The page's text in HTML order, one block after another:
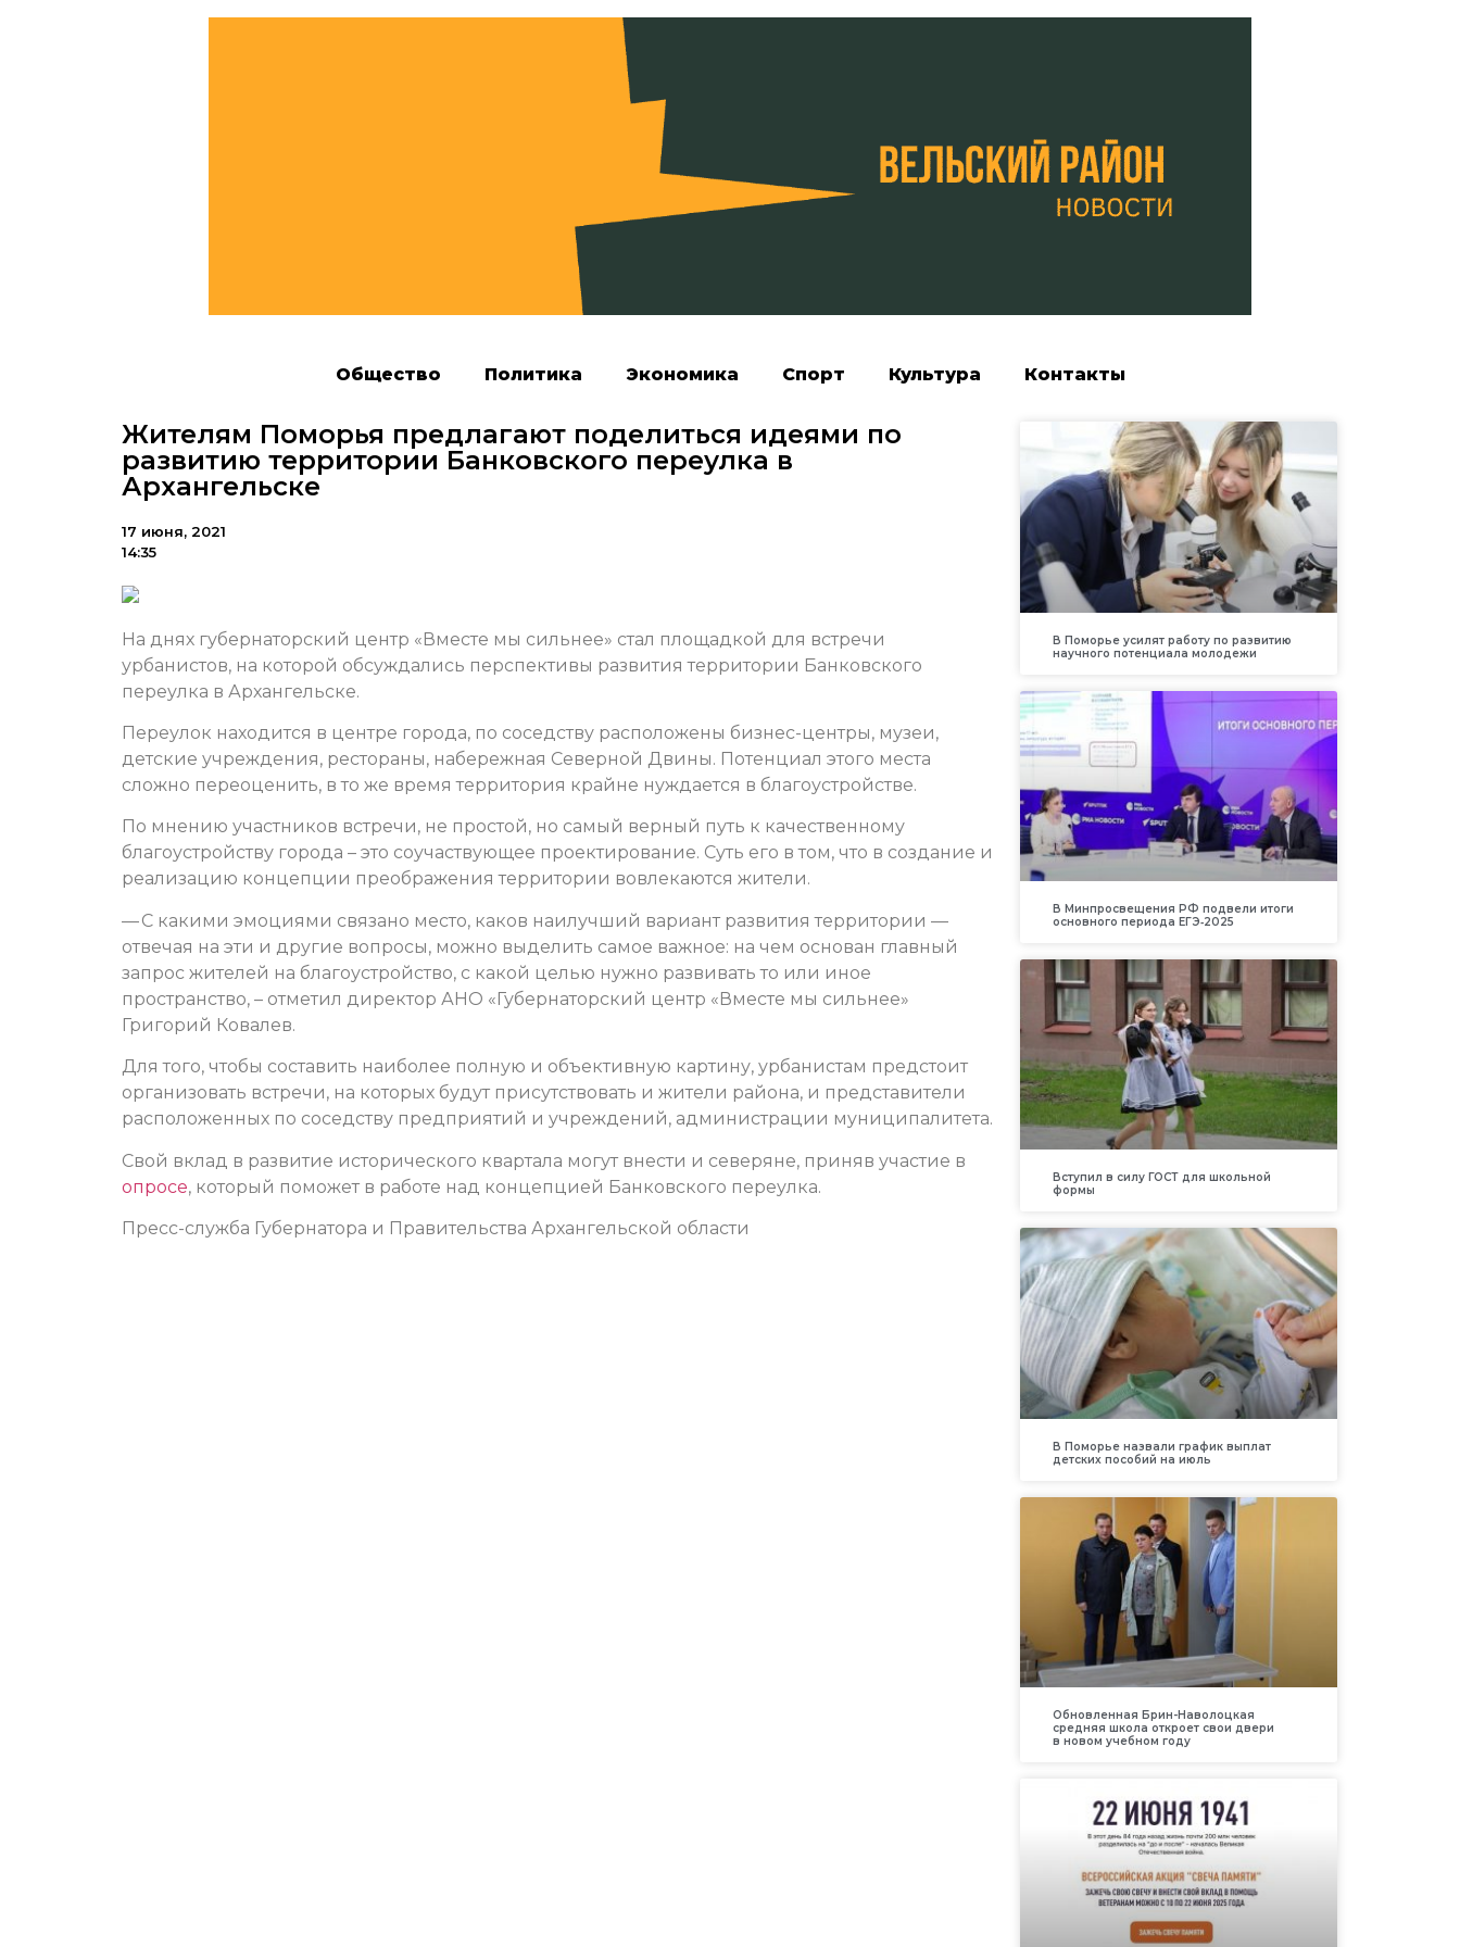
Общество Политика Экономика Спорт Культура Контакты
Жителям Поморья предлагают поделиться идеями по
развитию территории Банковского переулка в
Архангельске
17 июня, 2021
14:35
На днях губернаторский центр «Вместе мы сильнее» стал площадкой для встречи
урбанистов, на которой обсуждались перспективы развития территории Банковского
переулка в Архангельске.
Переулок находится в центре города, по соседству расположены бизнес-центры, музеи,
детские учреждения, рестораны, набережная Северной Двины. Потенциал этого места
сложно переоценить, в то же время территория крайне нуждается в благоустройстве.
По мнению участников встречи, не простой, но самый верный путь к качественному
благоустройству города – это соучаствующее проектирование. Суть его в том, что в создание и
реализацию концепции преображения территории вовлекаются жители.
— С какими эмоциями связано место, каков наилучший вариант развития территории —
отвечая на эти и другие вопросы, можно выделить самое важное: на чем основан главный
запрос жителей на благоустройство, с какой целью нужно развивать то или иное
пространство, – отметил директор АНО «Губернаторский центр «Вместе мы сильнее»
Григорий Ковалев.
Для того, чтобы составить наиболее полную и объективную картину, урбанистам предстоит
организовать встречи, на которых будут присутствовать и жители района, и представители
расположенных по соседству предприятий и учреждений, администрации муниципалитета.
Свой вклад в развитие исторического квартала могут внести и северяне, приняв участие в
опросе, который поможет в работе над концепцией Банковского переулка.
Пресс-служба Губернатора и Правительства Архангельской области
В Поморье усилят работу по развитию
научного потенциала молодежи
В Минпросвещения РФ подвели итоги
основного периода ЕГЭ‑2025
Вступил в силу ГОСТ для школьной
формы
В Поморье назвали график выплат
детских пособий на июль
Обновленная Брин-Наволоцкая
средняя школа откроет свои двери
в новом учебном году